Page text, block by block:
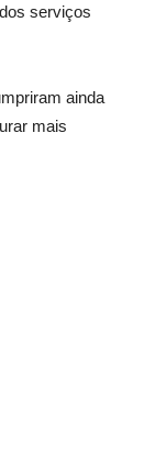
serviços
ainda
mais